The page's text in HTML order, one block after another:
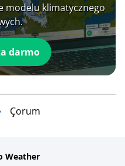
modelu klimatycznego
darmo
Çorum
Weather